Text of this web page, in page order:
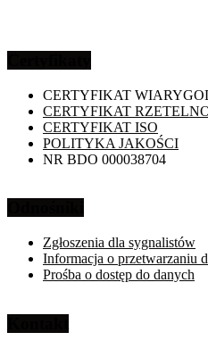
CERTYFIKAT
CERTYFIKAT
CERTYFIKAT ISO
POLITYKA JAKOŚCI
NR BDO 000038704
Zgłoszenia dla sygnalistów
Informacja o przetwarzaniu
Prośba o dostęp do danych